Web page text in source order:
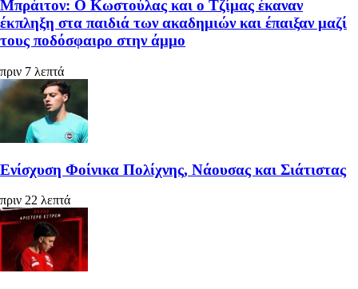
Μπράιτον: Ο Κωστούλας και ο Τζίμας έκαναν
έκπληξη στα παιδιά των ακαδημιών και έπαιξαν μαζί
τους ποδόσφαιρο στην άμμο
πριν 7 λεπτά
Ενίσχυση Φοίνικα Πολίχνης, Νάουσας και Σιάτιστας
πριν 22 λεπτά